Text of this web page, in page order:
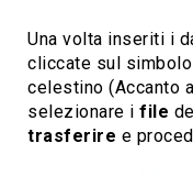
Una volta inseriti i
cliccate sul simbolo
celestino (Accanto a
selezionare i file
trasferire e